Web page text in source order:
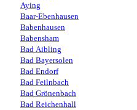
Aying
Baar-Ebenhausen
Babenhausen
Babensham
Bad Aibling
Bad Bayersolen
Bad Endorf
Bad Feilnbach
Bad Grönenbach
Bad Reichenhall